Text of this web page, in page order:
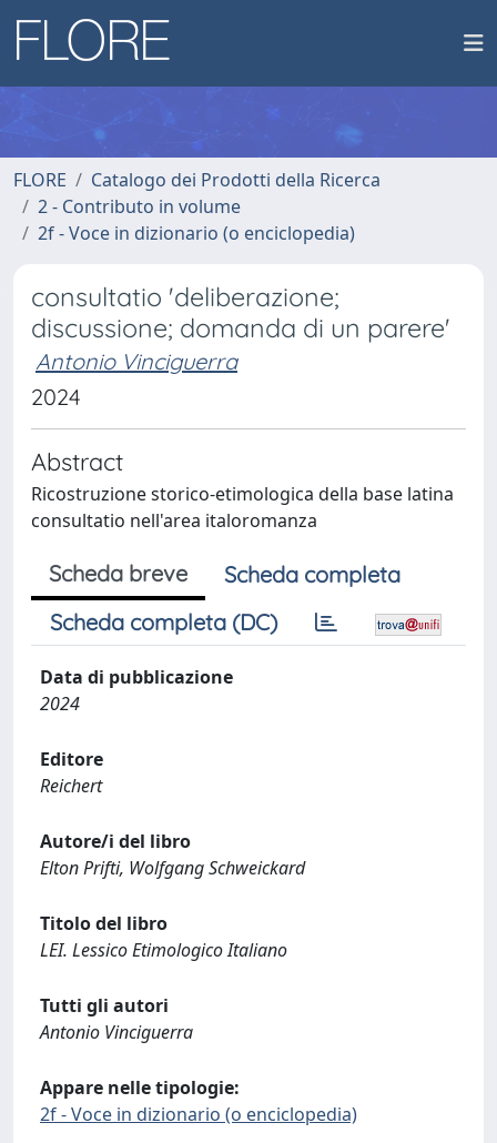
FLORE
Catalogo dei Prodotti della Ricerca
2 - Contributo in volume
2f - Voce in dizionario (o enciclopedia)
consultatio 'deliberazione;
discussione; domanda di un parere'
Antonio Vinciguerra
2024
Abstract
Ricostruzione storico-etimologica della base latina
consultatio nell'area italoromanza
Scheda breve
Scheda completa
Scheda completa (DC)
Data di pubblicazione
2024
Editore
Reichert
Autore/i del libro
Elton Prifti, Wolfgang Schweickard
Titolo del libro
LEI. Lessico Etimologico Italiano
Tutti gli autori
Antonio Vinciguerra
Appare nelle tipologie:
2f - Voce in dizionario (o enciclopedia)